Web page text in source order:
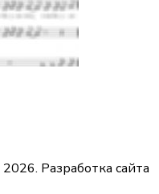
2026. Разработка сайта